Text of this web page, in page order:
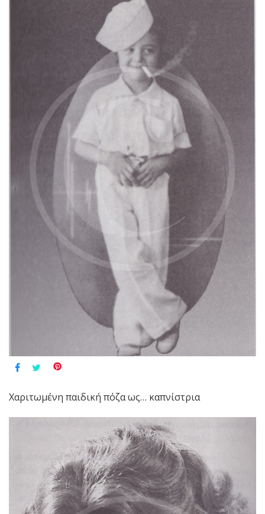
Χαριτωμένη παιδική πόζα ως… καπνίστρια